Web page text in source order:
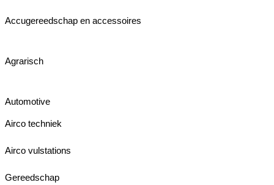
Accugereedschap en accessoires
Agrarisch
Automotive
Airco techniek
Airco vulstations
Gereedschap